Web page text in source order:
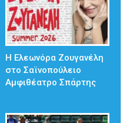
Η Ελεωνόρα Ζουγανέλη
στο Σαϊνοπούλειο
Αμφιθέατρο Σπάρτης